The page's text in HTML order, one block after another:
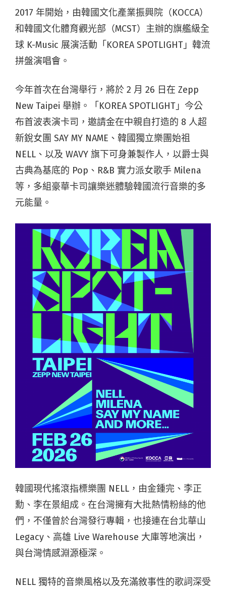
2017 年開始，由韓國文化產業振興院（KOCCA）
和韓國文化體育觀光部（MCST）主辦的旗艦級全
球 K-Music 展演活動「KOREA SPOTLIGHT」韓流
拼盤演唱會。
今年首次在台灣舉行，將於 2 月 26 日在 Zepp
New Taipei 舉辦。「KOREA SPOTLIGHT」今公
布首波表演卡司，邀請金在中親自打造的 8 人超
新銳女團 SAY MY NAME、韓國獨立樂團始祖
NELL、以及 WAVY 旗下可身兼製作人，以爵士與
古典為基底的 Pop、R&B 實力派女歌手 Milena
等，多組豪華卡司讓樂迷體驗韓國流行音樂的多
元能量。
韓國現代搖滾指標樂團 NELL，由金鍾完、李正
勳、李在景組成。在台灣擁有大批熱情粉絲的他
們，不僅曾於台灣發行專輯，也接連在台北華山
Legacy、高雄 Live Warehouse 大庫等地演出，
與台灣情感淵源極深。
NELL 獨特的音樂風格以及充滿敘事性的歌詞深受